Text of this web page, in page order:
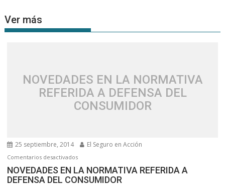
Ver más
NOVEDADES EN LA NORMATIVA
REFERIDA A DEFENSA DEL
CONSUMIDOR
25 septiembre, 2014 El Seguro en Acción
Comentarios desactivadosen
NOVEDADES
EN
NOVEDADES EN LA NORMATIVA REFERIDA A
DEFENSA DEL CONSUMIDOR